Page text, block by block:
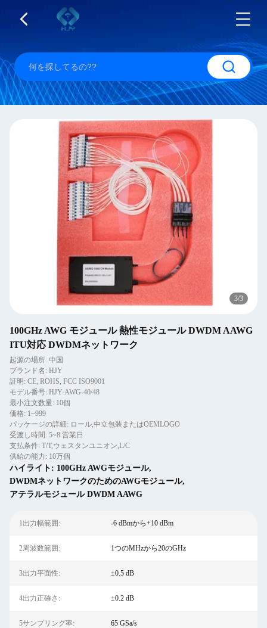
3/3
100GHz AWG モジュール 熱性モジュール DWDM AAWG
ITU対応 DWDMネットワーク
起源の場所: 中国
ブランド名: HJY
証明: CE, ROHS, FCC ISO9001
モデル番号: HJY-AWG-40/48
最小注文数量: 10個
価格: 1~999
パッケージの詳細: ロール,中立包装またはOEMLOGO
受渡し時間: 5~8 営業日
支払条件: T/T,ウェスタンユニオン,L/C
供給の能力: 10万個
ハイライト: 100GHz AWGモジュール,
DWDMネットワークのためのAWGモジュール,
アテラルモジュール DWDM AAWG
1出力幅範囲: -6 dBmから+10 dBm
2周波数範囲: 1つのMHzから20のGHz
3出力平面性: ±0.5 dB
4出力正確さ: ±0.2 dB
5サンプリング率: 65 GSa/s